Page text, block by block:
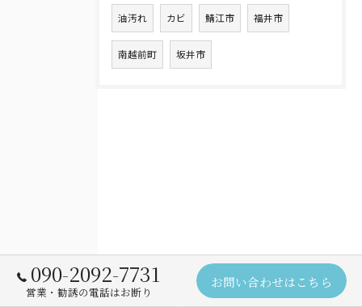
油汚れ カビ 鯖江市 福井市
南越前町 坂井市
090-2092-7731
営業・勧誘の電話はお断り
お問い合わせはこちら